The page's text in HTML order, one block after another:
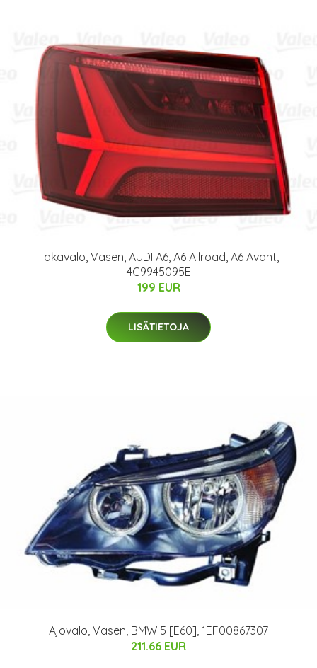
Takavalo, Vasen, AUDI A6, A6 Allroad, A6 Avant,
4G9945095E
199 EUR
LISÄTIETOJA
Ajovalo, Vasen, BMW 5 [E60], 1EF00867307
211.66 EUR